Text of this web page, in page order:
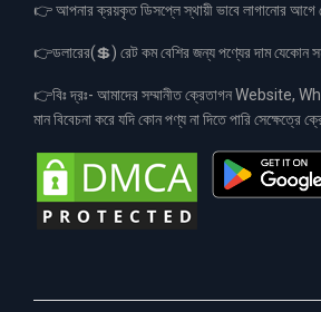
👉 আপনার ক্রয়কৃত ডিসপ্লে স্থায়ী ভাবে লাগানোর আগে
👉ডলারের(💲) রেট কম বেশির জন্য পণ্যের দাম যেকোন
👉বিঃ দ্রঃ- আমাদের সম্মানীত ক্রেতাগন Website,
মান বিবেচনা করে যদি কোন পণ্য না দিতে পারি